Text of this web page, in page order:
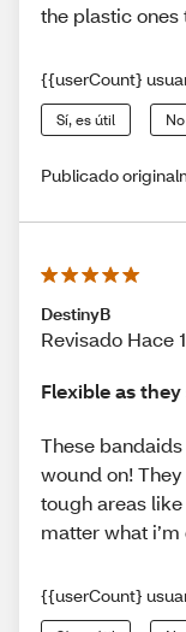
the plastic ones
{{userCount}
Sí, es útil
Publicado
DestinyB
Revisado Hace
Flexible as they
These
wound on!
tough areas
matter what i’m
{{userCount}